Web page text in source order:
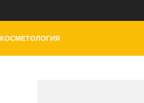
КОСМЕТОЛОГИЯ